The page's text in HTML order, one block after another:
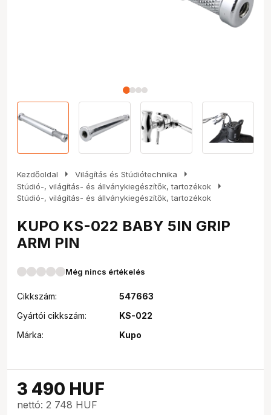
Kezdőoldal arrow_right Világítás és Stúdiótechnika arrow_right
Stúdió-, világítás- és állványkiegészítők, tartozékok arrow_right
Stúdió-, világítás- és állványkiegészítők, tartozékok
KUPO KS-022 BABY 5IN GRIP
ARM PIN
Még nincs értékelés
Cikkszám:
547663
Gyártói cikkszám:
KS-022
Márka:
Kupo
3 490 HUF
nettó: 2 748 HUF